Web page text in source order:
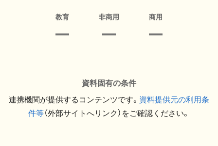
教育 非商用 商用
資料固有の条件
連携機関が提供するコンテンツです。 資料提供元の利用条
件等（外部サイトへリンク）をご確認ください。